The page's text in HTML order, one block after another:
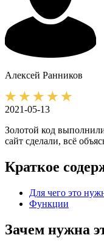
Алексей Ранников
2021-05-13
Золотой код выполнили
сайт сделали, всё
Краткое
Для чего это
Функции
Зачем нужна